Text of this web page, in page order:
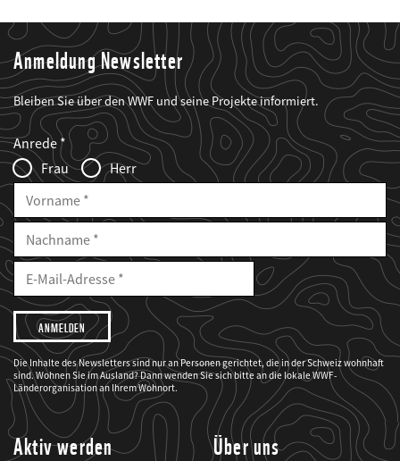
Anmeldung Newsletter
Bleiben Sie über den WWF und seine Projekte informiert.
Web2Case
Infofelder
Fieldset
anrede_name
Anrede
Frau
Herr
Vorname
Nachname
E-
Mailadresse
E-
Adresse
Ich
möchte,
dass
der
WWF
mich
über
seine
Projekte
informiert.
Die Inhalte des Newsletters sind nur an Personen gerichtet, die in der Schweiz wohnhaft
sind. Wohnen Sie im Ausland? Dann wenden Sie sich bitte an die lokale WWF-
Länderorganisation an Ihrem Wohnort.
Aktiv werden Über uns